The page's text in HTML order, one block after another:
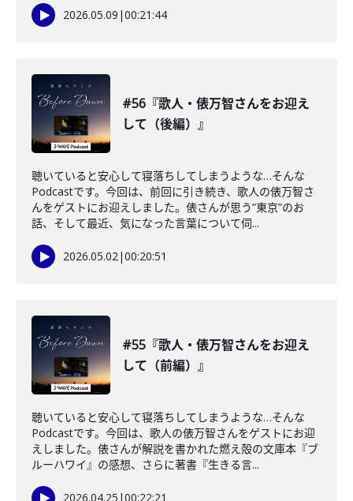
2026.05.09 |00:21:44
#56『歌人・俵万智さんをお迎え
して（後編）』
聴いていると安心して寝落ちしてしまうような…そんな
Podcastです。今回は、前回に引き続き、歌人の俵万智さ
んをゲストにお迎えしました。俵さんが思う”東京”のお
話、そして最近、気になった言葉について伺...
2026.05.02|00:20:51
#55『歌人・俵万智さんをお迎え
して（前編）』
聴いていると安心して寝落ちしてしまうような…そんな
Podcastです。今回は、歌人の俵万智さんをゲストにお迎
えしました。俵さんが解説を書かれた燃え殻の文庫本『ブ
ルーハワイ』の感想、さらに著書『生きる言...
2026.04.25 |00:22:21